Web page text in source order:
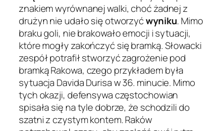
znakiem wyrównanej walki, choć żadnej z
drużyn nie udało się otworzyćwyniku. Mimo
braku goli, nie brakowało emocji i sytuacji,
które mogły zakończyć się bramką. Słowacki
zespół potrafił stworzyć zagrożenie pod
bramką Rakowa, czego przykładem była
sytuacja Davida Durisa w 36. minucie. Mimo
tych okazji, defensywa częstochowian
spisała się na tyle dobrze, że schodzili do
szatni z czystym kontem. Raków